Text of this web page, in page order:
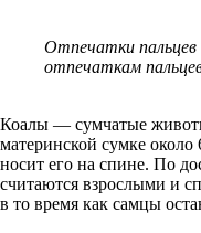
Отпечатки
отпечаткам
Коалы — сумчатые
материнской сумке около
носит его на спине. По
считаются взрослыми и
в то время как самцы